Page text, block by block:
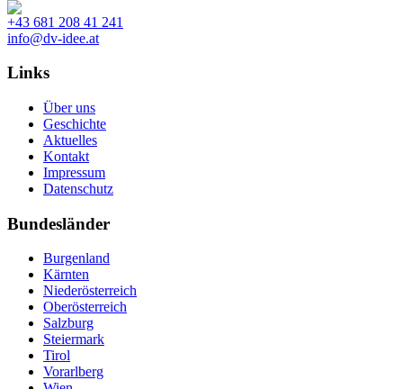
+43 681 208 41 241
info@dv-idee.at
Links
Über uns
Geschichte
Aktuelles
Kontakt
Impressum
Datenschutz
Bundesländer
Burgenland
Kärnten
Niederösterreich
Oberösterreich
Salzburg
Steiermark
Tirol
Vorarlberg